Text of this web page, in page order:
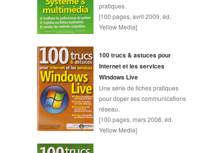
pratiques.
[100 pages, avril 2009, éd.
Yellow Media]
100 trucs & astuces pour
Internet et les services
Windows Live
Une série de fiches pratiques
pour doper ses communications
réseau.
[100 pages, mars 2008, éd.
Yellow Media]